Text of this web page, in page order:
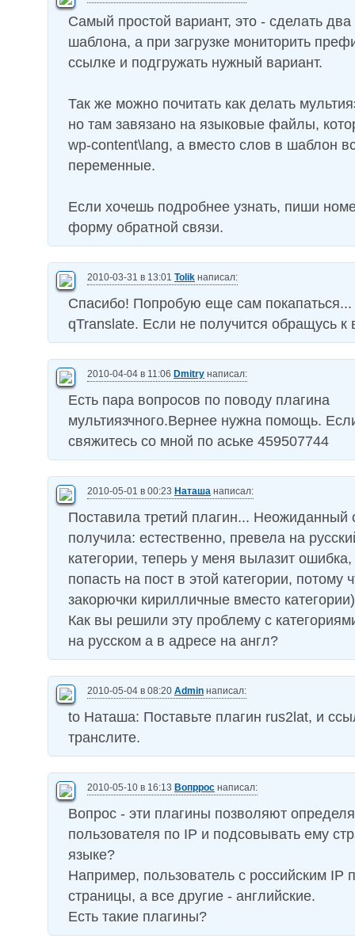
Самый простой вариант, это - сделать два
шаблона, а при загрузке мониторить
ссылке и подгружать нужный вариант.
Так же можно почитать как делать
но там завязано на языковые файлы,
wp-content\lang, а вместо слов в шаблон
переменные.
Если хочешь подробнее узнать, пиши
форму обратной связи.
2010-03-31 в 13:01 Tolik написал:
Спасибо! Попробую еще сам покапаться...
qTranslate. Если не получится обращусь
2010-04-04 в 11:06 Dmitry написал:
Есть пара вопросов по поводу плагина
мультиязчного.Вернее нужна помощь.
свяжитесь со мной по аське 459507744
2010-05-01 в 00:23 Наташа написал:
Поставила третий плагин... Неожиданный
получила: естественно, превела на
категории, теперь у меня вылазит
попасть на пост в этой категории, потому
закорючки кирилличные вместо
Как вы решили эту проблему с
на русском а в адресе на англ?
2010-05-04 в 08:20 Admin написал:
to Наташа: Поставьте плагин rus2lat, и
транслите.
2010-05-10 в 16:13 Вопррос написал:
Вопрос - эти плагины позволяют
пользователя по IP и подсовывать ему
языке?
Например, пользователь с российским IP
страницы, а все другие - английские.
Есть такие плагины?